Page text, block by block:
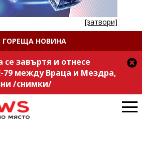
[затвори]
ГОРЕЩА НОВИНА
завъртя и отнесе
79 между Враца и Мездра,
/снимки/